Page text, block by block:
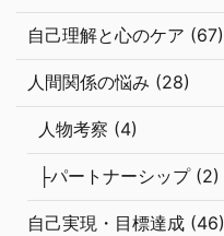
自己理解と心のケア (67)
人間関係の悩み (28)
人物考察 (4)
├パートナーシップ (2)
自己実現・目標達成 (46)